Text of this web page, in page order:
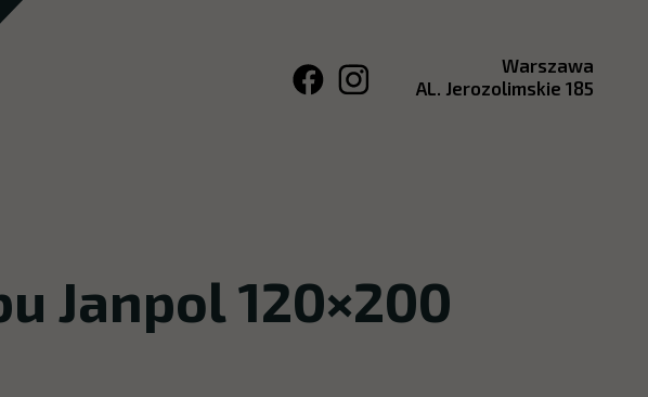
Warszawa
AL. Jerozolimskie 185
Janpol 120×200